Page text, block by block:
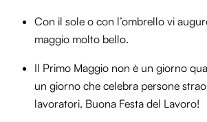
Con il sole o con l’ombrello vi
maggio molto bello.
Il Primo Maggio non è un giorno
un giorno che celebra persone
lavoratori. Buona Festa del Lavoro!